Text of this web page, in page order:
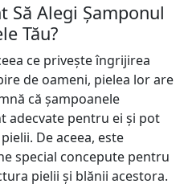
Să Alegi Șamponul
Tău?
ce privește îngrijirea
de oameni, pielea lor are
că șampoanele
adecvate pentru ei și pot
De aceea, este
special concepute pentru
pielii și blănii acestora.